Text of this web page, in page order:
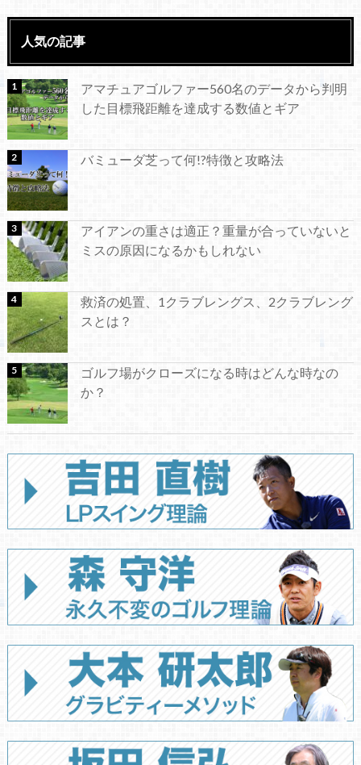
人気の記事
アマチュアゴルファー560名のデータから判明
した目標飛距離を達成する数値とギア
バミューダ芝って何!?特徴と攻略法
アイアンの重さは適正？重量が合っていないと
ミスの原因になるかもしれない
救済の処置、1クラブレングス、2クラブレング
スとは？
ゴルフ場がクローズになる時はどんな時なの
か？